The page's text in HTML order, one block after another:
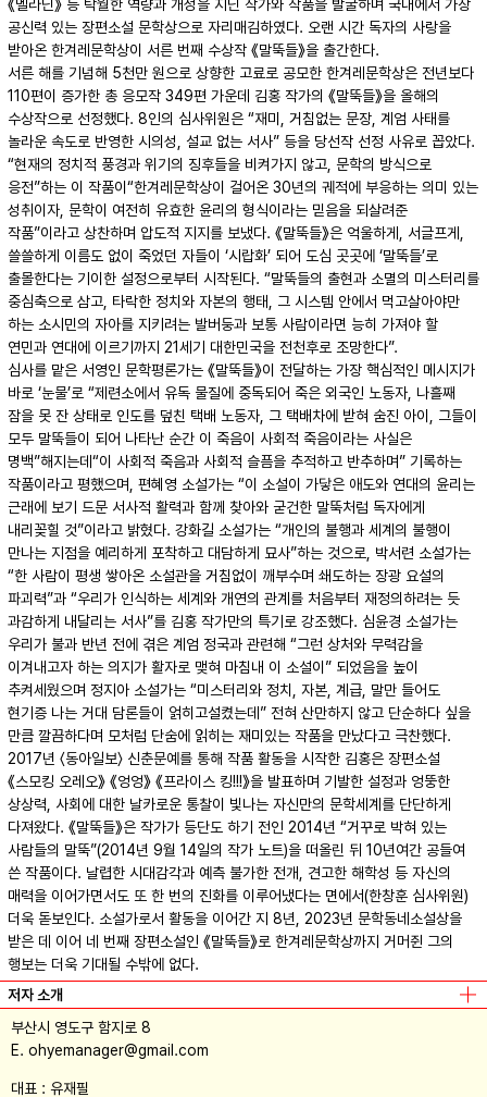
《멜라닌》 등 탁월한 역량과 개성을 지닌 작가와 작품을 발굴하며 국내에서 가장
공신력 있는 장편소설 문학상으로 자리매김하였다. 오랜 시간 독자의 사랑을
받아온 한겨레문학상이 서른 번째 수상작 《말뚝들》을 출간한다.
서른 해를 기념해 5천만 원으로 상향한 고료로 공모한 한겨레문학상은 전년보다
110편이 증가한 총 응모작 349편 가운데 김홍 작가의 《말뚝들》을 올해의
수상작으로 선정했다. 8인의 심사위원은 “재미, 거침없는 문장, 계엄 사태를
놀라운 속도로 반영한 시의성, 설교 없는 서사” 등을 당선작 선정 사유로 꼽았다.
“현재의 정치적 풍경과 위기의 징후들을 비켜가지 않고, 문학의 방식으로
응전”하는 이 작품이“한겨레문학상이 걸어온 30년의 궤적에 부응하는 의미 있는
성취이자, 문학이 여전히 유효한 윤리의 형식이라는 믿음을 되살려준
작품”이라고 상찬하며 압도적 지지를 보냈다. 《말뚝들》은 억울하게, 서글프게,
쓸쓸하게 이름도 없이 죽었던 자들이 ‘시랍화’ 되어 도심 곳곳에 ‘말뚝들’로
출몰한다는 기이한 설정으로부터 시작된다. “말뚝들의 출현과 소멸의 미스터리를
중심축으로 삼고, 타락한 정치와 자본의 행태, 그 시스템 안에서 먹고살아야만
하는 소시민의 자아를 지키려는 발버둥과 보통 사람이라면 능히 가져야 할
연민과 연대에 이르기까지 21세기 대한민국을 전천후로 조망한다”.
심사를 맡은 서영인 문학평론가는 《말뚝들》이 전달하는 가장 핵심적인 메시지가
바로 ‘눈물’로 “제련소에서 유독 물질에 중독되어 죽은 외국인 노동자, 나흘째
잠을 못 잔 상태로 인도를 덮친 택배 노동자, 그 택배차에 받혀 숨진 아이, 그들이
모두 말뚝들이 되어 나타난 순간 이 죽음이 사회적 죽음이라는 사실은
명백”해지는데“이 사회적 죽음과 사회적 슬픔을 추적하고 반추하며” 기록하는
작품이라고 평했으며, 편혜영 소설가는 “이 소설이 가닿은 애도와 연대의 윤리는
근래에 보기 드문 서사적 활력과 함께 찾아와 굳건한 말뚝처럼 독자에게
내리꽂힐 것”이라고 밝혔다. 강화길 소설가는 “개인의 불행과 세계의 불행이
만나는 지점을 예리하게 포착하고 대담하게 묘사”하는 것으로, 박서련 소설가는
“한 사람이 평생 쌓아온 소설관을 거침없이 깨부수며 쇄도하는 장광 요설의
파괴력”과 “우리가 인식하는 세계와 개연의 관계를 처음부터 재정의하려는 듯
과감하게 내달리는 서사”를 김홍 작가만의 특기로 강조했다. 심윤경 소설가는
우리가 불과 반년 전에 겪은 계엄 정국과 관련해 “그런 상처와 무력감을
이겨내고자 하는 의지가 활자로 맺혀 마침내 이 소설이” 되었음을 높이
추켜세웠으며 정지아 소설가는 “미스터리와 정치, 자본, 계급, 말만 들어도
현기증 나는 거대 담론들이 얽히고설켰는데” 전혀 산만하지 않고 단순하다 싶을
만큼 깔끔하다며 모처럼 단숨에 읽히는 재미있는 작품을 만났다고 극찬했다.
2017년 〈동아일보〉 신춘문예를 통해 작품 활동을 시작한 김홍은 장편소설
《스모킹 오레오》 《엉엉》 《프라이스 킹!!!》을 발표하며 기발한 설정과 엉뚱한
상상력, 사회에 대한 날카로운 통찰이 빛나는 자신만의 문학세계를 단단하게
다져왔다. 《말뚝들》은 작가가 등단도 하기 전인 2014년 “거꾸로 박혀 있는
사람들의 말뚝”(2014년 9월 14일의 작가 노트)을 떠올린 뒤 10년여간 공들여
쓴 작품이다. 날렵한 시대감각과 예측 불가한 전개, 견고한 해학성 등 자신의
매력을 이어가면서도 또 한 번의 진화를 이루어냈다는 면에서(한창훈 심사위원)
더욱 돋보인다. 소설가로서 활동을 이어간 지 8년, 2023년 문학동네소설상을
받은 데 이어 네 번째 장편소설인 《말뚝들》로 한겨레문학상까지 거머쥔 그의
행보는 더욱 기대될 수밖에 없다.
저자 소개
부산시 영도구 함지로 8
E. ohyemanager@gmail.com
대표 : 유재필